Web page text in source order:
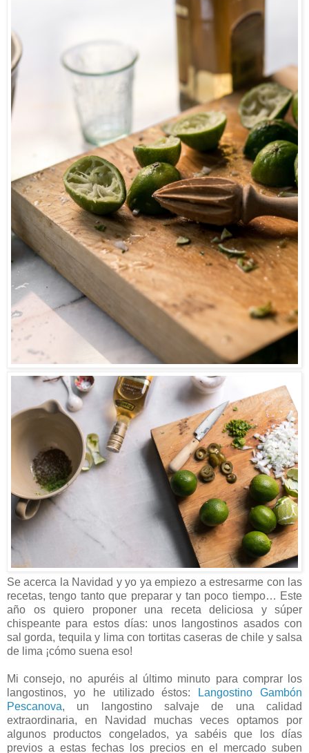
Se acerca la Navidad y yo ya empiezo a estresarme con las
recetas, tengo tanto que preparar y tan poco tiempo… Este
año os quiero proponer una receta deliciosa y súper
chispeante para estos días: unos langostinos asados con
sal gorda, tequila y lima con tortitas caseras de chile y salsa
de lima ¡cómo suena eso!
Mi consejo, no apuréis al último minuto para comprar los
langostinos, yo he utilizado éstos:
Langostino Gambón
Pescanova, un langostino salvaje de una calidad
extraordinaria, en Navidad muchas veces optamos por
algunos productos congelados, ya sabéis que los días
previos a estas fechas los precios en el mercado suben